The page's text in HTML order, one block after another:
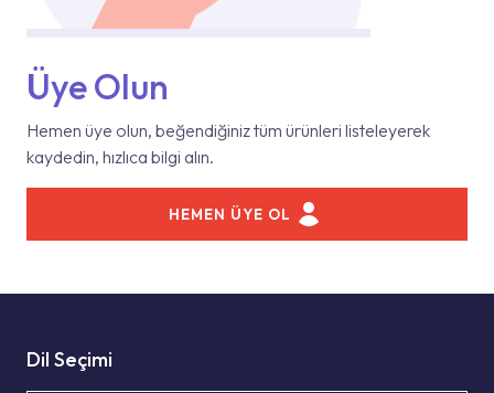
Üye Olun
Hemen üye olun, beğendiğiniz tüm ürünleri listeleyerek
kaydedin, hızlıca bilgi alın.
HEMEN ÜYE OL
Dil Seçimi